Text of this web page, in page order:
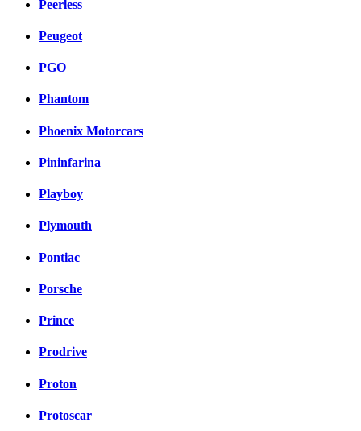
Peerless
Peugeot
PGO
Phantom
Phoenix Motorcars
Pininfarina
Playboy
Plymouth
Pontiac
Porsche
Prince
Prodrive
Proton
Protoscar